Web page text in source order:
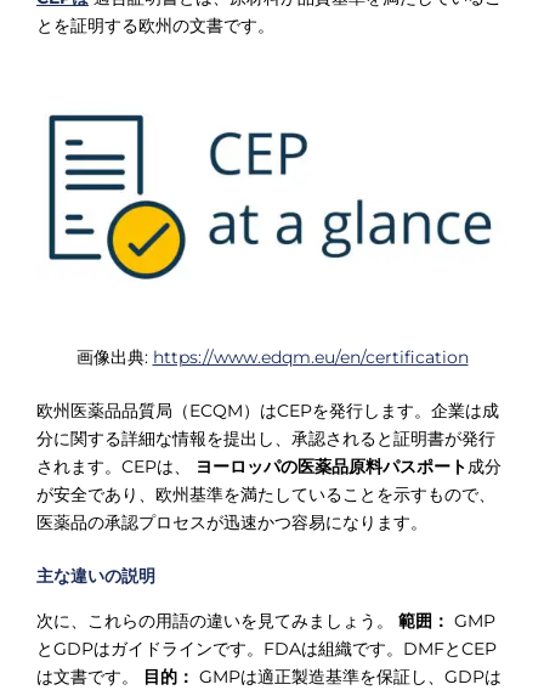
とを証明する欧州の文書です。
画像出典: https://www.edqm.eu/en/certification
欧州医薬品品質局（ECQM）はCEPを発行します。企業は成
分に関する詳細な情報を提出し、承認されると証明書が発行
されます。CEPは、
ヨーロッパの医薬品原料パスポート成分
が安全であり、欧州基準を満たしていることを示すもので、
医薬品の承認プロセスが迅速かつ容易になります。
主な違いの説明
次に、これらの用語の違いを見てみましょう。 範囲： GMP
とGDPはガイドラインです。FDAは組織です。DMFとCEP
は文書です。
目的： GMPは適正製造基準を保証し、GDPは